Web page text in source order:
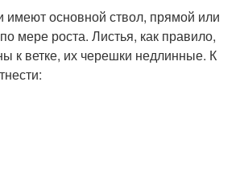
основной ствол, прямой или
мере роста. Листья, как правило,
к ветке, их черешки недлинные. К